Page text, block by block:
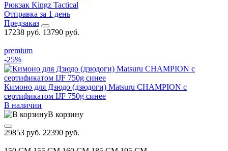
Рюкзак Kingz Tactical
Отправка за 1 день
Предзаказ
17238 руб. 13790 руб.
premium
-25%
Кимоно для Дзюдо (дзюдоги) Matsuru CHAMPION с
сертификатом IJF 750g синее
В наличии
В корзину
29853 руб. 22390 руб.